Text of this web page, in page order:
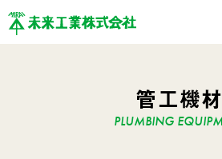
管工機材